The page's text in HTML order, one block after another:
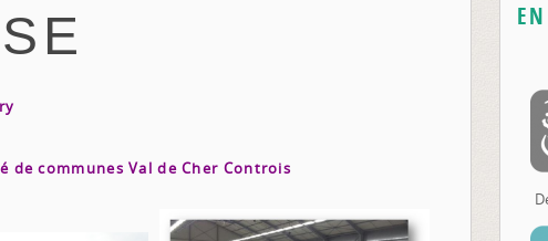
de communes Val de Cher Controis